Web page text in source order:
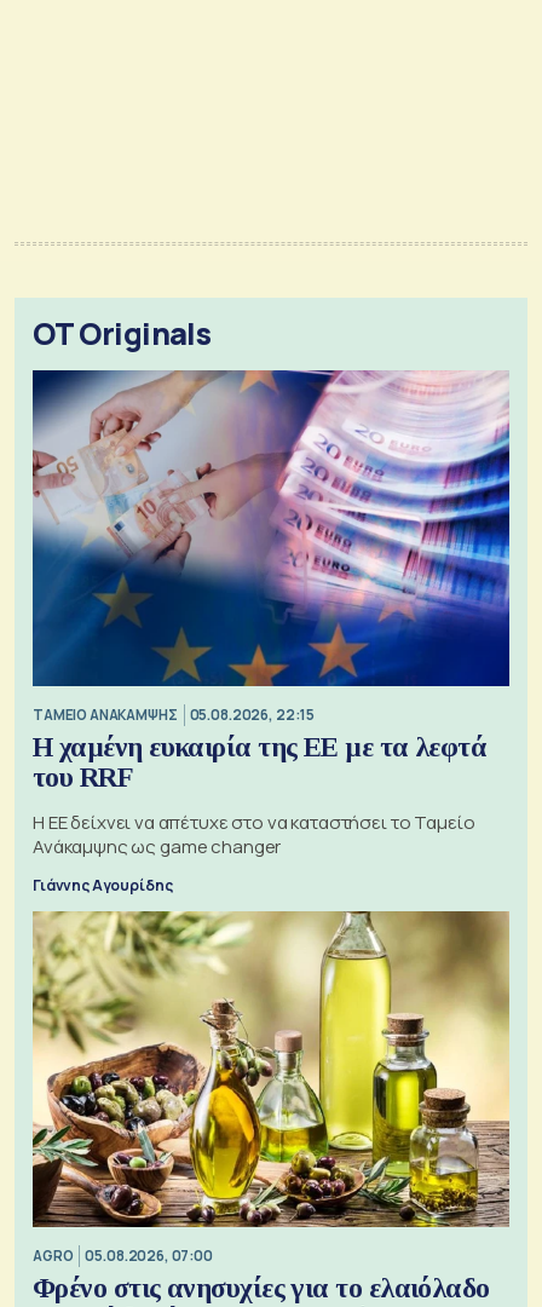
OT Originals
ΤΑΜΕΙΟ ΑΝΑΚΑΜΨΗΣ 05.08.2026, 22:15
Η χαμένη ευκαιρία της ΕΕ με τα λεφτά
του RRF
Η ΕΕ δείχνει να απέτυχε στο να καταστήσει το Ταμείο
Ανάκαμψης ως game changer
Γιάννης Αγουρίδης
AGRO 05.08.2026, 07:00
Φρένο στις ανησυχίες για το ελαιόλαδο